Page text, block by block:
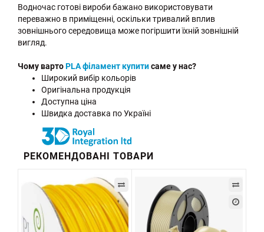
Водночас готові вироби бажано використовувати
переважно в приміщенні, оскільки тривалий вплив
зовнішнього середовища може погіршити їхній зовнішній
вигляд.
Чому вартоPLA філамент купитисаме у нас?
Широкий вибір кольорів
Оригінальна продукція
Доступна ціна
Швидка доставка по Україні
РЕКОМЕНДОВАНІ ТОВАРИ